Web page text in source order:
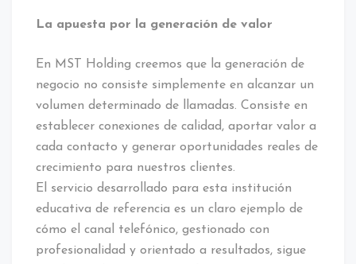
La apuesta por la generación de valor
En MST Holding creemos que la generación de
negocio no consiste simplemente en alcanzar un
volumen determinado de llamadas. Consiste en
establecer conexiones de calidad, aportar valor a
cada contacto y generar oportunidades reales de
crecimiento para nuestros clientes.
El servicio desarrollado para esta institución
educativa de referencia es un claro ejemplo de
cómo el canal telefónico, gestionado con
profesionalidad y orientado a resultados, sigue